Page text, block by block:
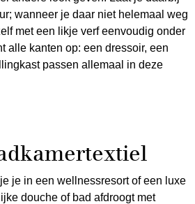
wanneer je daar niet helemaal weg
met een likje verf eenvoudig onder
alle kanten op: een dressoir, een
passen allemaal in deze
je in een wellnessresort of een luxe
douche of bad afdroogt met